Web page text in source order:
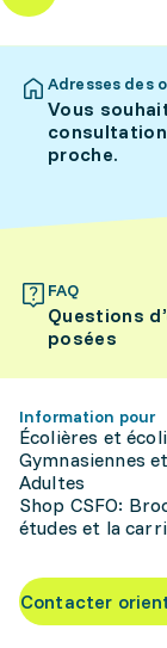
Adresses des
Vous
proche.
FAQ
Questions
posées
Information pour
Écolières et
Gymnasiennes
Adultes
Shop CSFO:
études et la
Contacter